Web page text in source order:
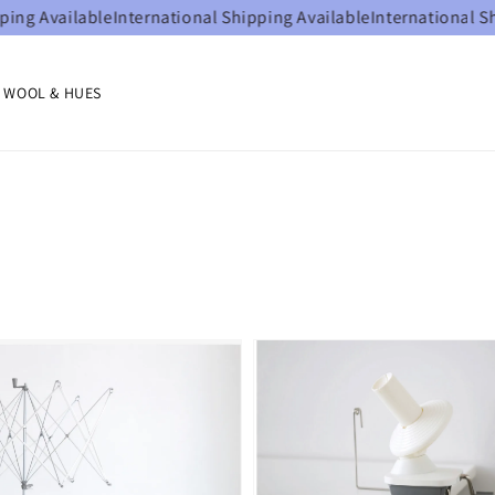
AvailableInternational Shipping AvailableInternational
& HUES